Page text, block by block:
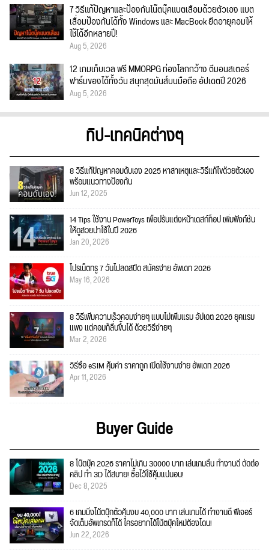
7 วิธีแก้ปัญหาและป้องกันโน๊ตบุ๊คแบตเสื่อมด้วยตัวเอง แบต
เสื่อมป้องกันได้ทั้ง Windows และ MacBook ยืดอายุคอมให้
ใช้ได้อีกหลายปี!
Aug 5, 2026
12 เกมเก็บเวล ฟรี MMORPG ท่องโลกกว้าง ตีมอนสเตอร์
ฟาร์มของได้ทั้งวัน สนุกสุดมันส์บนมือถือ อัปเดตปี 2026
Aug 5, 2026
ทิป-เทคนิคต่างๆ
8 วิธีแก้ปัญหาคอมดับเอง 2025 หาสาเหตุและวิธีแก้ไขด้วยตัวเอง
พร้อมแนวทางป้องกัน
Jun 12, 2025
14 Tips ใช้งาน PowerToys เพื่อปรับแต่งหน้าเดสก์ท็อป เพิ่มฟังก์ชั่น
ให้ดูสวยน่าใช้ในปี 2026
Jan 20, 2026
โปรเน็ตทรู 7 วันไม่ลดสปีด สมัครง่าย อัพเดท 2026
May 16, 2026
8 วิธีเพิ่มความเร็วคอมง่ายๆ แบบไม่เพิ่มแรม อัปเดต 2026 ยุคแรม
แพง แต่คอมก็ลื่นขึ้นได้ ด้วยวิธีง่ายๆ
Mar 2, 2026
วิธีซื้อ eSIM คุ้มค่า ราคาถูก เปิดใช้งานง่าย อัพเดท 2026
Apr 11, 2026
Buyer Guide
8 โน๊ตบุ๊ค 2026 ราคาไม่เกิน 30000 บาท เล่นเกมลื่น ทำงานดี ตัดต่อ
คลิป ทำ 3D ได้สบาย! ซื้อไว้ใช้คุ้มแน่นอน!
Dec 8, 2025
6 เกมมิ่งโน้ตบุ๊กตัวคุ้มงบ 40,000 บาท เล่นเกมได้ ทำงานดี ฟีเจอร์
จัดเต็มอัพเกรดก็ได้ ใครอยากได้โน้ตบุ๊คใหม่ต้องโดน!
Jun 22, 2026